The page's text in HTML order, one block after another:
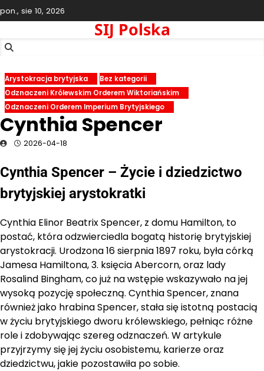
Skip
to
pon., sie 10, 2026
SIJ Polska
Arystokracja brytyjska
Bez kategorii
Odznaczeni Królewskim Orderem Wiktoriańskim
Odznaczeni Orderem Imperium Brytyjskiego
Cynthia Spencer
2026-04-18
Cynthia Spencer – Życie i dziedzictwo
brytyjskiej arystokratki
Cynthia Elinor Beatrix Spencer, z domu Hamilton, to
postać, która odzwierciedla bogatą historię brytyjskiej
arystokracji. Urodzona 16 sierpnia 1897 roku, była córką
Jamesa Hamiltona, 3. księcia Abercorn, oraz lady
Rosalind Bingham, co już na wstępie wskazywało na jej
wysoką pozycję społeczną. Cynthia Spencer, znana
również jako hrabina Spencer, stała się istotną postacią
w życiu brytyjskiego dworu królewskiego, pełniąc różne
role i zdobywając szereg odznaczeń. W artykule
przyjrzymy się jej życiu osobistemu, karierze oraz
dziedzictwu, jakie pozostawiła po sobie.